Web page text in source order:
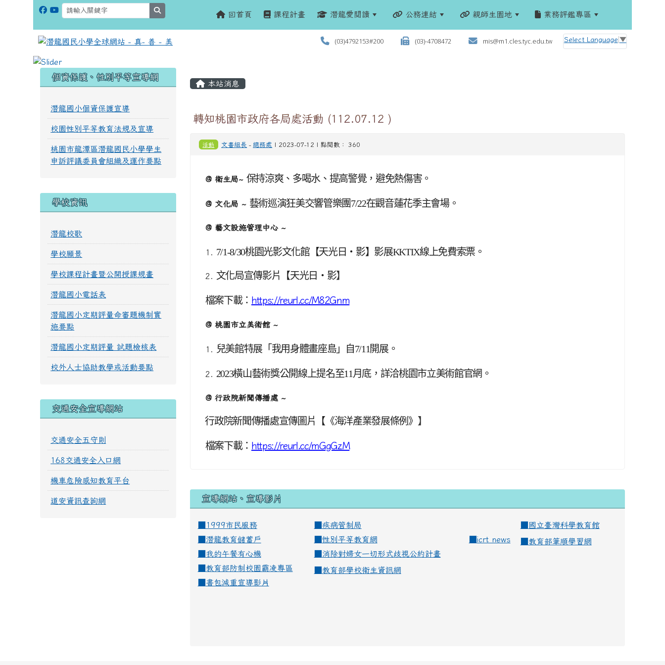
回首頁 課程計畫 潛龍愛閱讀 公務連結 親師生園地 業務評鑑專區
(03)4792153#200 (03)-4708472 mis@m1.cles.tyc.edu.tw Select Language ▼
本站消息
轉知桃園市政府各局處活動 (112.07.12 )
活動 文書組長 - 總務處 | 2023-07-12 | 點閱數： 360
@ 衛生局~ 保持涼爽、多喝水、提高警覺，避免熱傷害。
@ 文化局 ~ 藝術巡演狂美交響管樂團7/22在觀音蓮花季主會場。
@ 藝文設施管理中心 ~
1. 7/1-8/30桃園光影文化館【天光日‧影】影展KKTIX線上免費索票。
2. 文化局宣傳影片【天光日‧影】
檔案下載： https://reurl.cc/M82Gnm
@ 桃園市立美術館 ~
1. 兒美館特展「我用身體畫座島」自7/11開展。
2. 2023橫山藝術獎公開線上提名至11月底，詳洽桃園市立美術館官網。
@ 行政院新聞傳播處 ~
行政院新聞傳播處宣傳圖片【《海洋產業發展條例》 】
檔案下載： https://reurl.cc/mGgGzM
宣導網站、宣導影片
■1999市民服務 疾病管制局
國立臺灣科學教育館
潛龍教育儲蓄戶 性別平等教育網 icrt news
教育部筆順學習網
我的午餐有心機
消除對婦女一切形式歧視公約計畫
教育部防制校園霸凌專區
教育部學校衛生資訊網
書包減重宣導影片
個資保護、性別平等宣導網
潛龍國小個資保護宣導
校園性別平等教育法規及宣導
桃園市龍潭區潛龍國民小學學生
申訴評議委員會組織及運作要點
學校資訊
潛龍校歌
學校願景
學校課程計畫暨公開授課規畫
潛龍國小電話表
潛龍國小定期評量命審題機制實
施要點
潛龍國小定期評量 試題檢核表
校外人士協助教學或活動要點
交通安全宣導網站
交通安全五守則
168交通安全入口網
機車危險感知教育平台
道安資訊查詢網